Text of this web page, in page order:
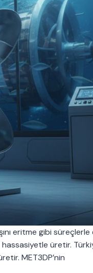
eritme gibi süreçlerle
üretir.
MET3DP’nin